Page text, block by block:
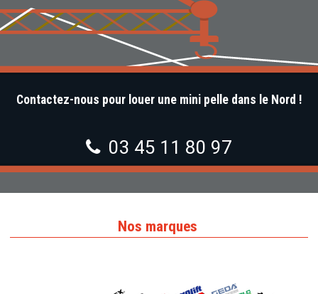
Contactez-nous pour louer une mini pelle dans le Nord !
03 45 11 80 97
Nos marques